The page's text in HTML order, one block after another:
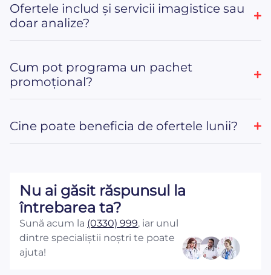
Ofertele includ și servicii imagistice sau
doar analize?
Cum pot programa un pachet
promoțional?
Cine poate beneficia de ofertele lunii?
Nu ai găsit răspunsul la
întrebarea ta?
Sună acum la (0330) 999, iar unul
dintre specialiștii noștri te poate
ajuta!